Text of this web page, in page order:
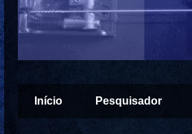
Início Pesquisador